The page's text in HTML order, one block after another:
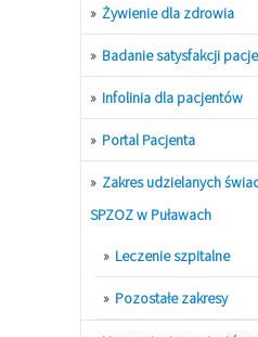
Żywienie dla zdrowia
Badanie satysfakcji
Infolinia dla pacjentów
Portal Pacjenta
Zakres udzielanych
SPZOZ w Puławach
Leczenie szpitalne
Pozostałe zakresy